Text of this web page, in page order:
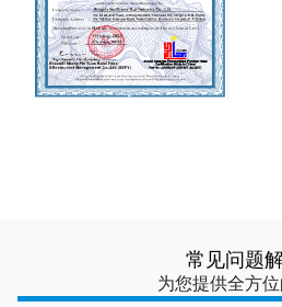
常见问题
为您提供全方